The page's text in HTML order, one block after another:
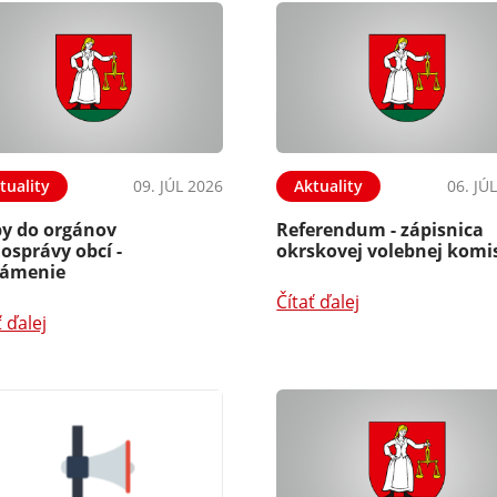
09. JÚL 2026
do orgánov
obcí -
ďalej
Aktuality 06.
Referendum - zápisnica
okrskovej volebnej
Čítať ďalej